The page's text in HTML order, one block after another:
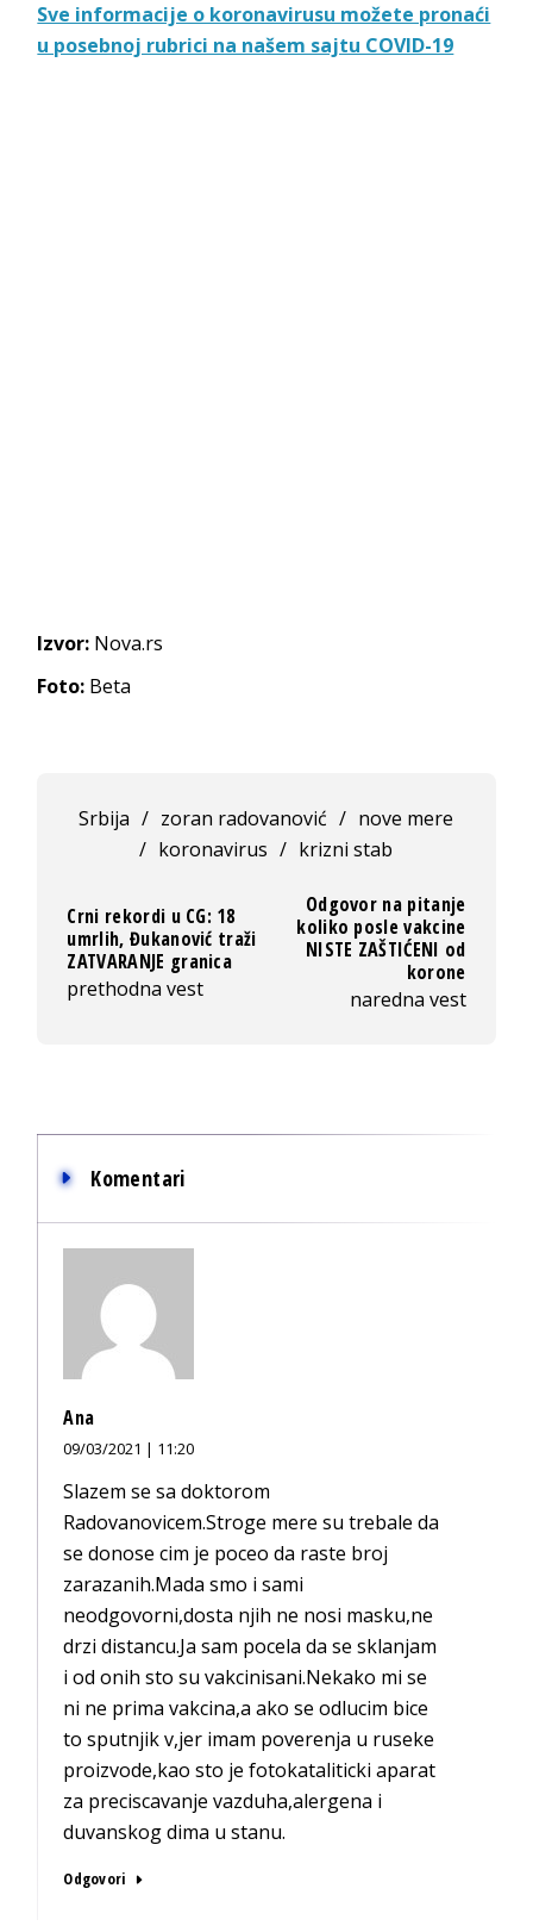
Sve informacije o koronavirusu možete pronaći
u posebnoj rubrici na našem sajtu COVID-19
Izvor: Nova.rs
Foto: Beta
Srbija / zoran radovanović / nove mere
/ koronavirus / krizni stab
Crni rekordi u CG: 18
umrlih, Đukanović traži
ZATVARANJE granica
prethodna vest
Odgovor na pitanje
koliko posle vakcine
NISTE ZAŠTIĆENI od
korone
naredna vest
Komentari
Ana
09/03/2021 | 11:20
Slazem se sa doktorom
Radovanovicem.Stroge mere su trebale da
se donose cim je poceo da raste broj
zarazanih.Mada smo i sami
neodgovorni,dosta njih ne nosi masku,ne
drzi distancu.Ja sam pocela da se sklanjam
i od onih sto su vakcinisani.Nekako mi se
ni ne prima vakcina,a ako se odlucim bice
to sputnjik v,jer imam poverenja u ruseke
proizvode,kao sto je fotokataliticki aparat
za preciscavanje vazduha,alergena i
duvanskog dima u stanu.
Odgovori